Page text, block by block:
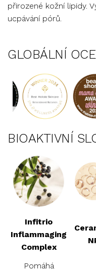
přirozené kožní lipidy.
ucpávání pórů.
GLOBÁLNÍ
BIOAKTIVNÍ
Infitrio
Inflammaging
Complex
Pomáhá